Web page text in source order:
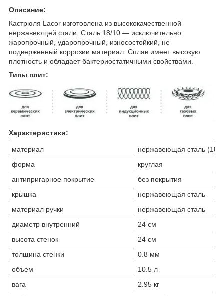
Описание:
Кастрюля Lacor изготовлена из высококачественной
нержавеющей стали. Сталь 18/10 — исключительно
жаропрочный, ударопрочный, износостойкий, не
подверженный коррозии материал. Сплав имеет высокую
плотность и обладает бактериостатичными свойствами.
Типы плит:
Характеристики:
материал
нержавеющая сталь (18/
форма
круглая
антипригарное покрытие
без покрытия
крышка
нержавеющая сталь
материал ручки
нержавеющая сталь
диаметр внутренний
24 см
высота стенок
24 см
толщина стенки
0.8 мм
объем
10.5 л
вага
2.95 кг